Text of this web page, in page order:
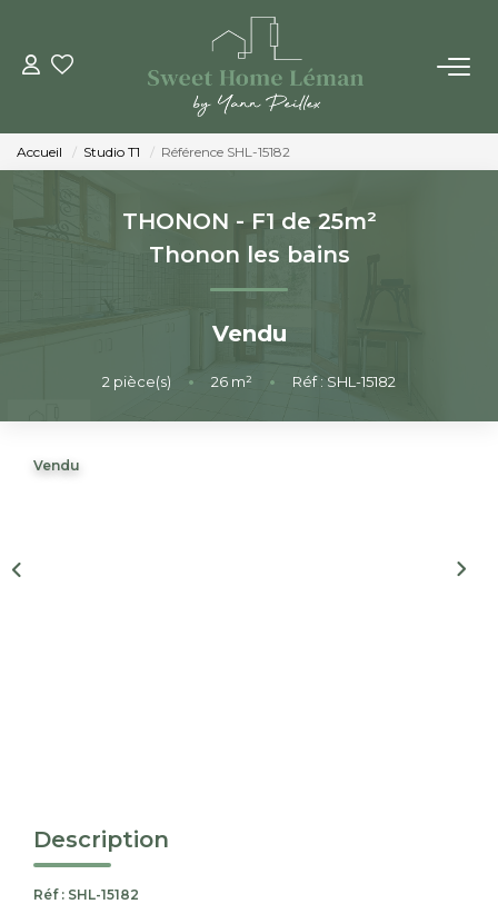
ACHETER
PROGRAMMES NEUFS
ESTIMER EN LIGNE
LES AGENCES
Accueil Studio T1 Référence SHL-15182
THONON - F1 de 25m²
Thonon les bains
Vendu
2 pièce(s) • 26 m² • Réf : SHL-15182
Vendu
Description
Réf : SHL-15182